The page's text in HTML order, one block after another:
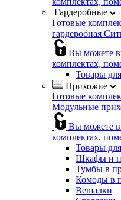
Гардеробные
Готовые
гардеробная
Вы можете
комплектах,
Товары
Прихожие
Готовые
Модульные
Вы можете
комплектах,
Товары
Шкафы и
Тумбы в
Комоды в
Вешалки